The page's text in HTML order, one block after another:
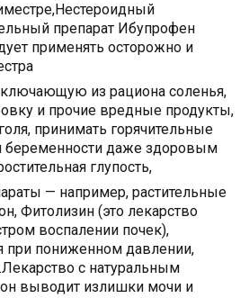
препарат Ибупрофен
применять осторожно и
из рациона соленья,
и прочие вредные продукты,
принимать горячительные
беременности даже здоровым
глупость,
— например, растительные
Фитолизин (это лекарство
воспалении почек),
при пониженном давлении,
с натуральным
выводит излишки мочи и